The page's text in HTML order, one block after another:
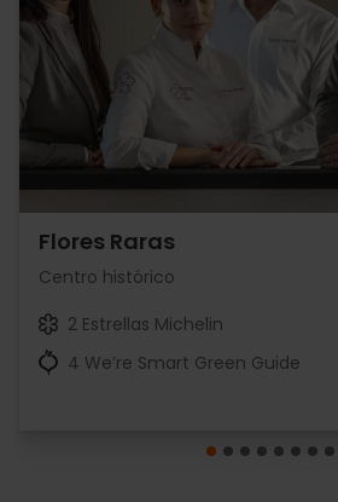
Flores Raras
Centro histórico
2 Estrellas Michelin
4 We’re Smart Green Guide